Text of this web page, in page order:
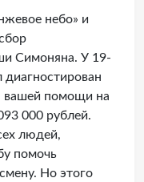
небо» и
Симоняна. У 19-
диагностирован
вашей помощи на
000 рублей.
людей,
помочь
Но этого